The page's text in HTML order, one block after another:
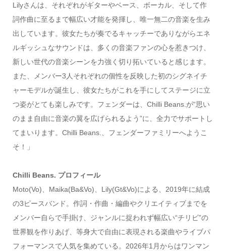
Lilyさんは、それぞれがギターやベース、ボーカル、そして作
詞作曲に至るまで幅広い才能を発揮し、唯一無二の音楽を生み
出しています。彼女たちが奏でるキャッチーでありながらエネ
ルギッシュなサウンドは、多くの音楽ファンの心を惹きつけ、
新しい世代の音楽シーンを力強く切り拓いていると感じます。
また、メンバー3人それぞれの個性を反映した初のシグネイチ
ャーモデルが誕生し、彼女たちがこれを手にしてステージに立
つ姿がとても楽しみです。フェンダーは、Chilli Beans.が“思い
のまま自由に音楽の翼を広げられるよう”に、全力でサポートし
てまいります。Chilli Beans.、フェンダーファミリーへようこ
そ！」
Chilli Beans. プロフィール
Moto(Vo)、Maika(Ba&Vo)、Lily(Gt&Vo)による、2019年に結成
の3ピースバンド。作詞・作曲・編曲やクリエイティブまでを
メンバー自らで手掛け、ジャンルに捉われず幅広い“チリビ”の
世界観を作りあげ、等身大で自由に表現される楽曲やライブパ
フォーマンスで人気を集めている。2026年1月からはワンマン